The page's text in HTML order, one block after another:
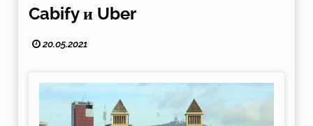
Cabify и Uber
20.05.2021